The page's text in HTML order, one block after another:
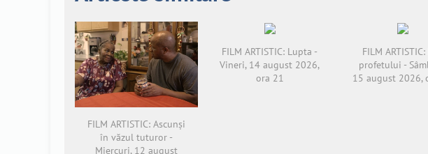
FILM ARTISTIC: Ascunși
în văzul tuturor -
Miercuri, 12 august
FILM ARTISTIC: Lupta -
Vineri, 14 august 2026,
ora 21
FILM
profetului -
15 august 2026,